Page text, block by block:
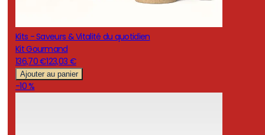
Kits - Saveurs & Vitalité du quotidien
Kit Gourmand
136,70 €123,03 €
Ajouter au panier
-10 %